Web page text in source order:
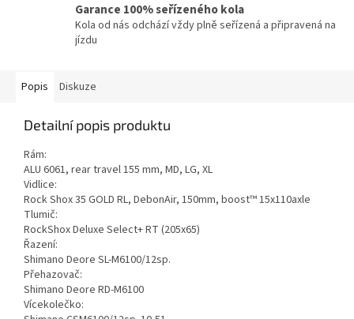
Garance 100% seřízeného kola
Kola od nás odchází vždy plně seřízená a připravená na
jízdu
Popis Diskuze
Detailní popis produktu
Rám:
ALU 6061, rear travel 155 mm, MD, LG, XL
Vidlice:
Rock Shox 35 GOLD RL, DebonAir, 150mm, boost™ 15x110axle
Tlumič:
RockShox Deluxe Select+ RT (205x65)
Řazení:
Shimano Deore SL-M6100/12sp.
Přehazovač:
Shimano Deore RD-M6100
Vícekolečko: